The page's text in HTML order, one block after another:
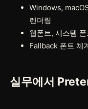
Windows,
렌더링
웹폰트, 시스템
Fallback 폰트 체
실무에서